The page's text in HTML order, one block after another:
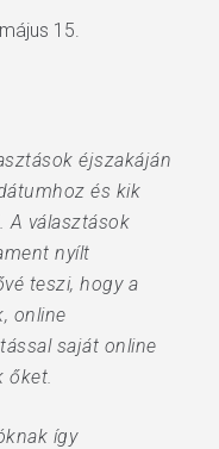
15.
éjszakáján
és kik
A választások
nyílt
teszi, hogy a
online
saját online
őket.
így